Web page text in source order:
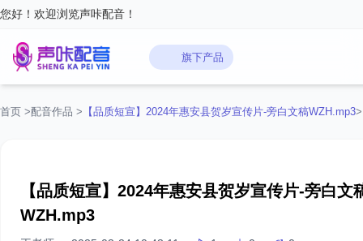
您好！欢迎浏览声咔配音！
旗下产品
首页 >配音作品 > 【品质短宣】2024年惠安县贺岁宣传片-旁白文稿WZH.mp3>
【品质短宣】2024年惠安县贺岁宣传片-旁白文
WZH.mp3